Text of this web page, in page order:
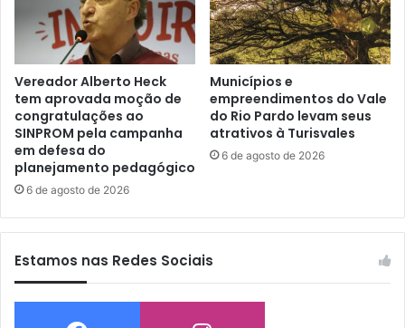
Vereador Alberto Heck
tem aprovada moção de
congratulações ao
SINPROM pela campanha
em defesa do
planejamento pedagógico
6 de agosto de 2026
Municípios e
empreendimentos do Vale
do Rio Pardo levam seus
atrativos à Turisvales
6 de agosto de 2026
Estamos nas Redes Sociais